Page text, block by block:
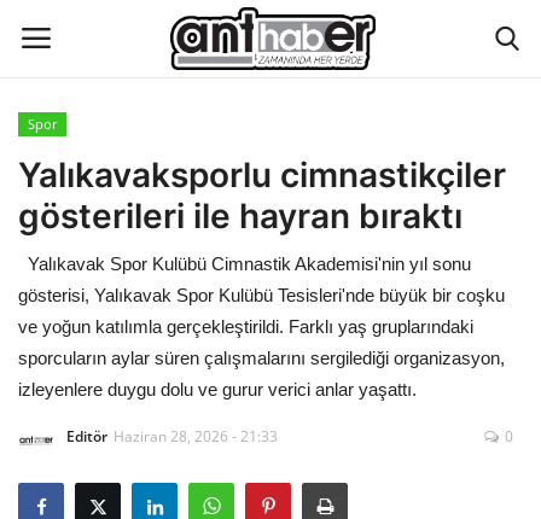
Künye
Eğitim
Aktüel Magazin
Hakkımızda
Spor
Yalıkavaksporlu cimnastikçiler
gösterileri ile hayran bıraktı
Yalıkavak Spor Kulübü Cimnastik Akademisi'nin yıl sonu
gösterisi, Yalıkavak Spor Kulübü Tesisleri'nde büyük bir coşku
ve yoğun katılımla gerçekleştirildi. Farklı yaş gruplarındaki
sporcuların aylar süren çalışmalarını sergilediği organizasyon,
izleyenlere duygu dolu ve gurur verici anlar yaşattı.
Editör Haziran 28, 2026 - 21:33 0